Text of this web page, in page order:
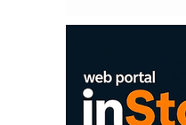
Proizvodnja
COMBYPACK
EVOKS